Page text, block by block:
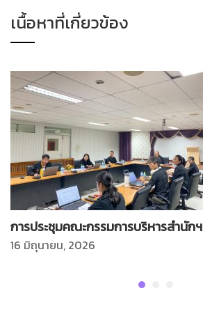
เนื้อหาที่เกี่ยวข้อง
การประชุมคณะกรรมการบริหารสำนัก
16 มิถุนายน, 2026